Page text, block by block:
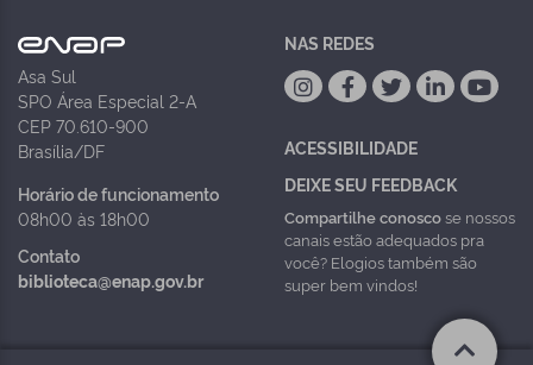
Asa Sul
SPO Área Especial 2-A
CEP 70.610-900
Brasília/DF
Horário de funcionamento
08h00 às 18h00
Contato
biblioteca@enap.gov.br
NAS REDES
ACESSIBILIDADE
DEIXE SEU FEEDBACK
Compartilhe conoscose nossos
canais estão adequados pra
você? Elogios também são
super bem vindos!